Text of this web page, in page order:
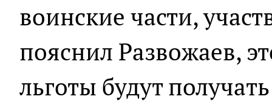
воинские части,
пояснил Развожаев,
льготы будут